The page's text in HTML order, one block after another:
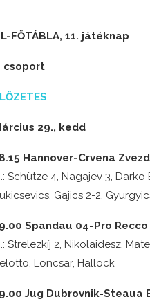
FŐTÁBLA, 11. játéknap
csoport
29., kedd
Hannover-Crvena
Schütze 4, Nagajev 3,
Gajics 2-2,
Spandau 04-Pro Recco
Strelezkíj 2, Nikolaidesz,
Loncsar, Hallock
Jug Dubrovnik-Steaua